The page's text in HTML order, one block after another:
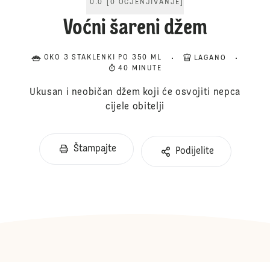
0.0 [0 OCJENJIVANJE
Voćni šareni džem
OKO 3 STAKLENKI PO 350 ML
LAGANO
40 MINUTE
Ukusan i neobičan džem koji će osvojiti nepca
cijele obitelji
Štampajte Podijelite